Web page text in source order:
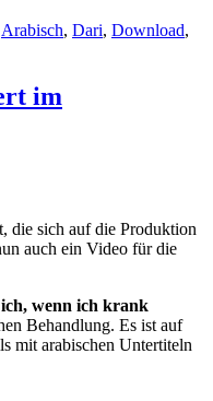
Arabisch, Dari, Download,
im
die sich auf die Produktion
auch ein Video für die
ich, wenn ich krank
Behandlung. Es ist auf
mit arabischen Untertiteln